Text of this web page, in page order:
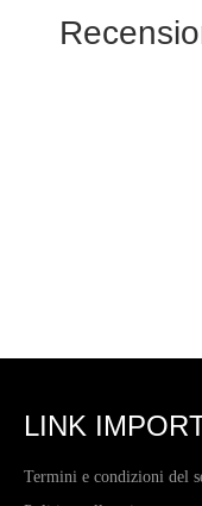
LINK
Termini e condizioni del